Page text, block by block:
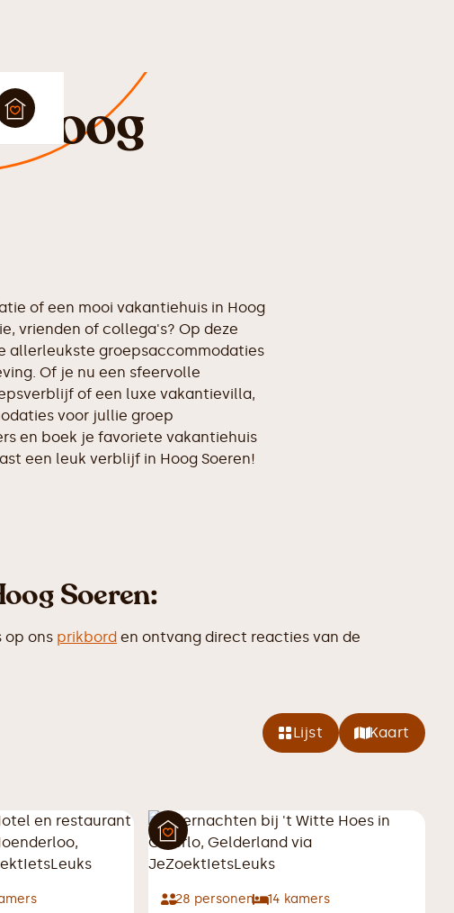
Hoog
of een mooi vakantiehuis in Hoog
vrienden of collega's? Op deze
allerleukste groepsaccommodaties
Of je nu een sfeervolle
of een luxe vakantievilla,
voor jullie groep
en boek je favoriete vakantiehuis
een leuk verblijf in Hoog Soeren!
Soeren:
op ons prikbord en ontvang direct reacties van de
Lijst Kaart
28 personen 14 kamers